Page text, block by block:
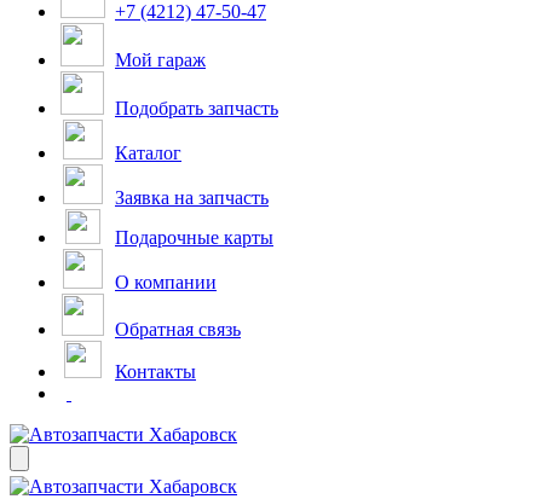
+7 (4212) 47-50-47
Мой гараж
Подобрать запчасть
Каталог
Заявка на запчасть
Подарочные карты
О компании
Обратная связь
Контакты